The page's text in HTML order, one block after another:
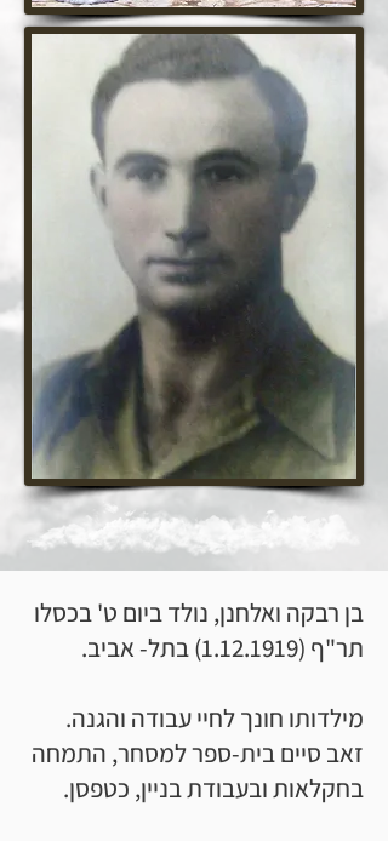
בן רבקה ואלחנן, נולד ביום ט' בכסלו
תר"ף (1.12.1919) בתל- אביב.
מילדותו חונך לחיי עבודה והגנה.
זאב סיים בית-ספר למסחר, התמחה
בחקלאות ובעבודת בניין, כטפסן.